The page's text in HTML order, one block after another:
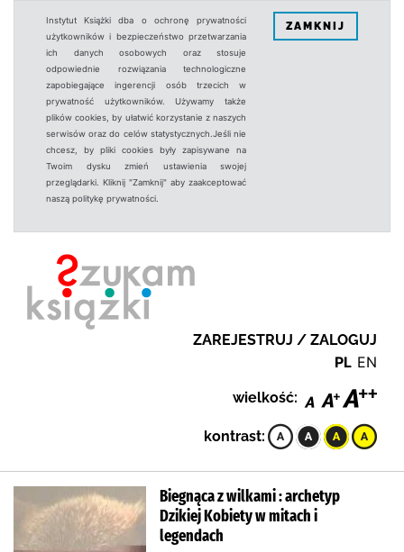
Instytut Książki dba o ochronę prywatności
użytkowników i bezpieczeństwo przetwarzania
ich danych osobowych oraz stosuje
odpowiednie rozwiązania technologiczne
zapobiegające ingerencji osób trzecich w
prywatność użytkowników. Używamy także
plików cookies, by ułatwić korzystanie z naszych
serwisów oraz do celów statystycznych.Jeśli nie
chcesz, by pliki cookies były zapisywane na
Twoim dysku zmień ustawienia swojej
przeglądarki. Kliknij "Zamknij" aby zaakceptować
naszą politykę prywatności.
ZAMKNIJ
ZAREJESTRUJ / ZALOGUJ
PL EN
wielkość:
kontrast:
Biegnąca z wilkami : archetyp
Dzikiej Kobiety w mitach i
legendach